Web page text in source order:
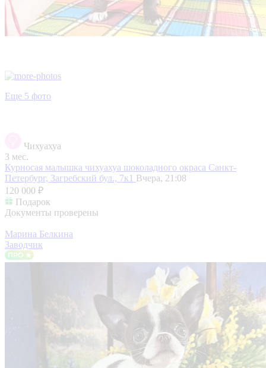
Еще 5 фото
Чихуахуа
3 мес.
Курносая малышка чихуахуа шоколадного окраса Санкт-
Петербург, Загребский бул., 7к1 Вчера, 21:08
120 000 ₽
Подарок
Документы проверены
Марина Белкина
Заводчик